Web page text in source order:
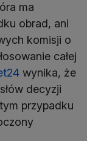
ma
obrad, ani
komisji o
całej
wynika, że
decyzji
przypadku